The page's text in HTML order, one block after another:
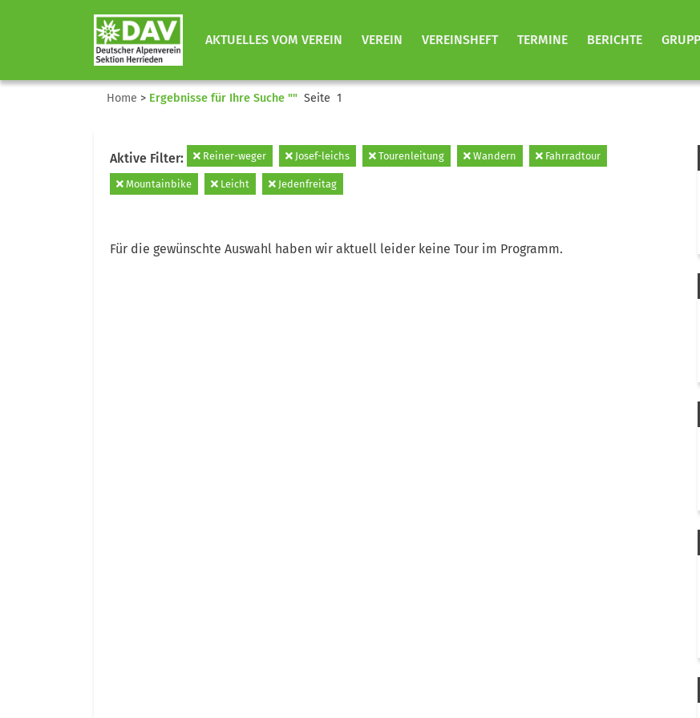
AKTUELLES VOM VEREIN VEREIN VEREINSHEFT TERMINE BERICHTE
Home > Ergebnisse für Ihre Suche "" Seite 1
Aktive Filter: Reiner-weger Josef-leichs Tourenleitung Wandern Fahrradtour
Mountainbike Leicht Jedenfreitag
Für die gewünschte Auswahl haben wir aktuell leider keine Tour im Programm.